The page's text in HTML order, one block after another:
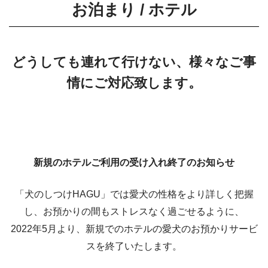
お泊まり / ホテル
どうしても連れて行けない、様々なご事
情にご対応致します。
新規のホテルご利用の受け入れ終了のお知らせ
「犬のしつけHAGU」では愛犬の性格をより詳しく把握
し、お預かりの間もストレスなく過ごせるように、
2022年5月より、新規でのホテルの愛犬のお預かりサービ
スを終了いたします。